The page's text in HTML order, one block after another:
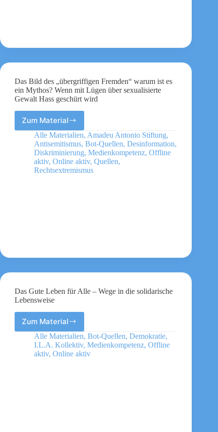
Das Bild des „übergriffigen Fremden“ warum ist es
ein Mythos? Wenn mit Lügen über sexualisierte
Gewalt Hass geschürt wird
Zum Material
Das
Bild
des
„übergriffigen
Fremden“
warum
Hass
wird
Alle Materialien, Amadeu Antonio Stiftung,
Antisemitismus, Bot-Quellen, Desinformation,
Diskriminierung, Medienkompetenz, Offline
aktiv, Online aktiv, Quellen,
Rechtsextremismus
Das Gute Leben für Alle – Wege in die solidarische
Lebensweise
Zum Material
Das
Gute
Leben
für
Alle Materialien, Bot-Quellen, Demokratie,
I.L.A. Kollektiv, Medienkompetenz, Offline
aktiv, Online aktiv